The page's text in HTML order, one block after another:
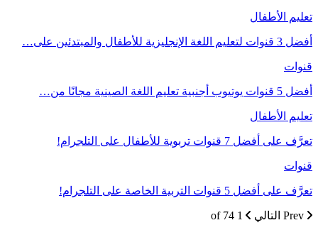
تعليم الأطفال
أفضل 3 قنوات لتعليم اللغة الإنجليزية للأطفال والمبتدئين على…
قنوات
أفضل 5 قنوات يوتيوب أجنبية تعليم اللغة الصينية مجانًا من…
تعليم الأطفال
تعرَّف على أفضل 7 قنوات تربوية للأطفال على التلجرام!
قنوات
تعرَّف على أفضل 5 قنوات التربية الخاصة على التلجرام!
التالي 1 of 74